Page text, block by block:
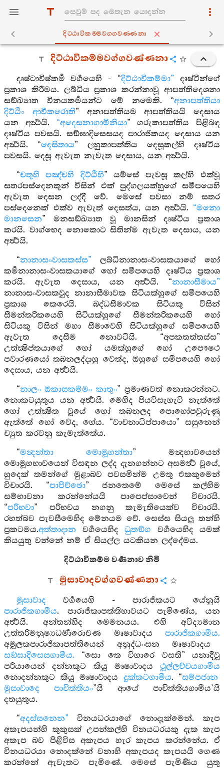
දිට‍්ඨාවිකම‍්මවග‍්ගවණ‍්ණනා
දිට්ඨාවිකම්මවග්ගවණ්ණනා
දෘෂ්ටාවිෂ්කර්‍ම වර්‍ගයෙහි - “දිට්ඨාවිකම්මා” දෘෂ්ටීන්ගේ
ප්‍රකාශ කිරීමය. ලබ්ධිය ප්‍රකාශ කරන්නාවූ ආපත්තිදෙශනා
සඞ්ඛ්‍යාත විනයකර්‍මයන්ට මේ නමෙකි. “අනාපත්තියා
දිට්ඨිං ආවීකරොති” අනාපත්තියම ආපත්තියයි දෙසාය
යන අර්‍ත්‍ථයි. “අදෙසනාගාමිනියා” ගරුකාපත්තිය පිළිබඳ
දෘෂ්ටිය පවසයි. සඞ්ඝාදිසෙසයද පාරාජිකයද දෙසාය යන
අර්‍ත්‍ථයි. “දෙසිතාය” ලහුකාපත්තිය දෙසූකල්හි දෘෂ්ටිය
පවසයි. දෙසූ ඇවැත නැවැත දෙසාය, යන අර්‍ත්‍ථයි.
“චතුහි පඤ්චහි දිට්ඨිහි” යම්සේ පැවසූ කල්හි එක්වූ
සතරපස්දෙනකුන් විසින් එක් පුද්ගලයක්හුගේ සමීපයෙහි
ඇවැත දෙසන ලද්දී වේ. මෙසේ පවසා නම් සතර
පස්දෙනෙක් එක්ව ඇවැත් දෙසත්ය, යන අර්‍ත්‍ථයි. “මනො
මානසෙන” මනසඞ්ඛ්‍යාත වූ මානසින් දෘෂ්ටිය ප්‍රකාශ
කරයි. වාග්භෙද නොකොට සිතින්ම ඇවැත දෙසාය, යන
අර්‍ත්‍ථයි.
“නානාසංවාසකස්ස” ලබ්ධිනානාසංවාසකයාගේ හෝ
කර්‍මනානාසංවාසකයාගේ හෝ සමීපයෙහි දෘෂ්ටිය ප්‍රකාශ
කරයි. ඇවැත දෙසාය, යන අර්‍ත්‍ථයි. “නානාසීමාය”
නානාසංවාසකවූද නානාසීමාවක සිටියක්හුගේ සමීපයෙහි
ප්‍රකාශ කෙරෙයි. බද්ධසීමාවක සිටියකු විසින්
සීමන්තරිකයෙහි සිටියක්හුගේ සීමන්තරිකයෙහි හෝ
සිටියකු විසින් මහා සීමාවෙහි සිටියක්හුගේ සමීපයෙහි
ඇවැත දෙසීම නොවටියි. “අපකතත්තස්ස”
උත්ක්‍ෂිප්තයාගේ හෝ යමක්හුගේ හෝ උපෞෂථ
පවාරණයෝ තබනලද්දාහු වෙත්ද, ඔහුගේ සමීපයෙහි හෝ
දෙසාය, යන අර්‍ත්‍ථයි.
“නාලං ඔකාසකම්මං කාතුං” ප්‍රමාණවත් නොකරන්නට.
නොකටයුතුය යන අර්‍ත්‍ථයි. මෙහිද පියවිසැහැවි නැත්තේ
හෝ උත්ක්‍ෂිත වූයේ හෝ තබනලද පොහෝපවුරුණු
ඇත්තේ හෝ වේද, හේය. “වාචනාධිප්පායො” සසුනෙන්
ච්‍යුත කරවනු කැමැත්තේය.
“මන්‍දන්තා මොමූහන්තා” මන්‍දභාවයෙන්
මොමූහභාවයෙන් විසඳන ලද්ද දැනගන්නට අසමර්‍ත්‍ථ වූයේ,
හුදෙක් තමන්ගේ මුළාබව පවසමින්ම උමතු එකකුමෙන්
විචාරයි. “පාපිච්ඡො” ජනතෙමේ මෙසේ කල්හිම
සම්භාවනා කරන්නේයයි පාපෙප්සාවෙන් විචාරයි.
“පරිභවා” පරිභවය නගනු කැමැතියෙක්ව විචාරයි.
රහත්බව පැවසීමෙහිද මේනයම වේ. සෙස්ස සියලු තන්හි
ප්‍රකටමය.අත්තාදාන වර්‍ගයෙහිද ධුතඞ්ග වර්‍ගයෙහිද යමක්
කියයුතු වන්නේ නම් ඒ සියල්ල යටකියන ලද්දේමය.
දිට්ඨාවිකම්ම වර්‍ණනාව නිමි
මුසාවාදවග්ගවණ්ණනා
මුසාවාද වර්‍ගයෙහි - පාරාජිකයට යේනුයි
පාරාජිකගාමීය. පාරාජිකාපත්තිභාවයට පැමිණේය, යන
අර්‍ත්‍ථයි. අන්තන්හිද මෙමනයය. එහි අවිද්‍යමාන
උත්තරිමනුෂ්‍යධර්‍මාරොචණ මෘෂාවාදය පාරාජිකගාමීය.
අමූලකපාරාජිකාපත්තියෙන් අනුද්ධංසන මෘෂාවාදය
සඞ්ඝාදිසෙසගාමීය. “සො තෙ විහාරෙ වසති” යනාදීවූ
පරියායෙන් දන්නකුට කියූ මෘෂාවාදය ථූල්ලච්චයගාමීය
නොදන්නකුට කියූ මෘෂාවාදය දුක්කටගාමීය. “සම්පජාන
මුසාවාදෙ පාචිත්තියං”යි ආයේ පාචිත්තියගාමීය’යි
දතයුතුය.
“අදස්සනෙන” විනයධරයාගේ නොදැක්මෙන්. කැප
අකැපයන්හි කුකුසක් උපන්කල්හි විනයධරයකු දැක කැප
අකැප බව පිළිවිස අකැපය හැර කැපය කරන්නේය. ඒ
විනයධරයා නොදක්නේ වනාහි අකැපයද කැපයයි ගෙණ
කරන්නේ ඇවැතට පැමිණේ. මෙසේ පැමිණිය යුතු